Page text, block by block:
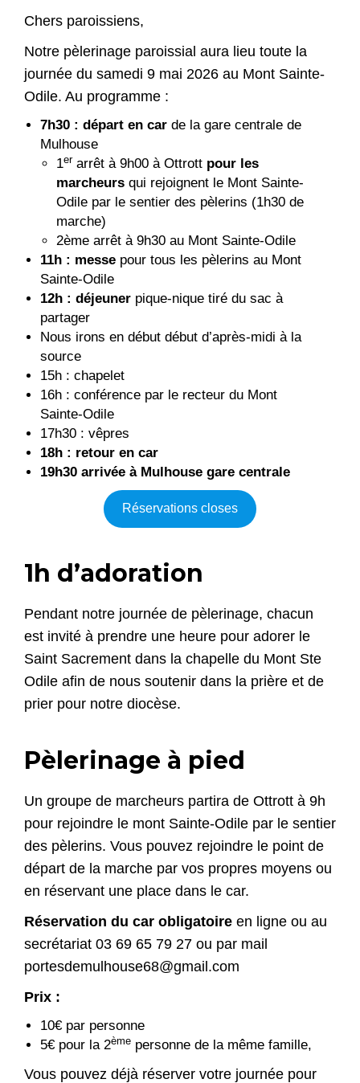
Chers paroissiens,
Notre pèlerinage paroissial aura lieu toute la
journée du samedi 9 mai 2026 au Mont Sainte-
Odile. Au programme :
7h30 : départ en car de la gare centrale de
Mulhouse
1erarrêt à 9h00 à Ottrott pour les
marcheurs qui rejoignent le Mont Sainte-
Odile par le sentier des pèlerins (1h30 de
marche)
2ème arrêt à 9h30 au Mont Sainte-Odile
11h : messe pour tous les pèlerins au Mont
Sainte-Odile
12h : déjeuner pique-nique tiré du sac à
partager
Nous irons en début début d’après-midi à la
source
15h : chapelet
16h : conférence par le recteur du Mont
Sainte-Odile
17h30 : vêpres
18h : retour en car
19h30 arrivée à Mulhouse gare centrale
Réservations closes
1h d’adoration
Pendant notre journée de pèlerinage, chacun
est invité à prendre une heure pour adorer le
Saint Sacrement dans la chapelle du Mont Ste
Odile afin de nous soutenir dans la prière et de
prier pour notre diocèse.
Pèlerinage à pied
Un groupe de marcheurs partira de Ottrott à 9h
pour rejoindre le mont Sainte-Odile par le sentier
des pèlerins. Vous pouvez rejoindre le point de
départ de la marche par vos propres moyens ou
en réservant une place dans le car.
Réservation du car obligatoire en ligne ou au
secrétariat 03 69 65 79 27 ou par mail
portesdemulhouse68@gmail.com
Prix :
10€ par personne
5€ pour la 2ème personne de la même famille,
Vous pouvez déjà réserver votre journée pour